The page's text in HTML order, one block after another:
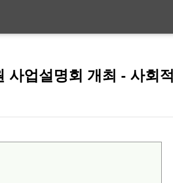
사업설명회 개최 - 사회적